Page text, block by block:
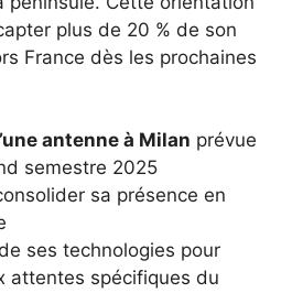
plus de 20 % de son
France dès les prochaines
antenne à Milan prévue
semestre 2025
sa présence en
de ses technologies pour
attentes spécifiques du